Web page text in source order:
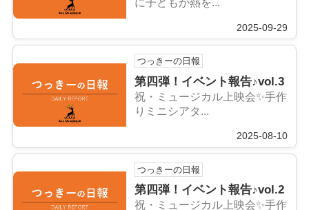
に子どもが熱を...
2025-09-29
つっきーの日報
第四弾！イベント報告♪vol.3
祝・ミュージカル上映会✨手作
りミニシアタ...
2025-08-10
つっきーの日報
第四弾！イベント報告♪vol.2
祝・ミュージカル上映会✨手作